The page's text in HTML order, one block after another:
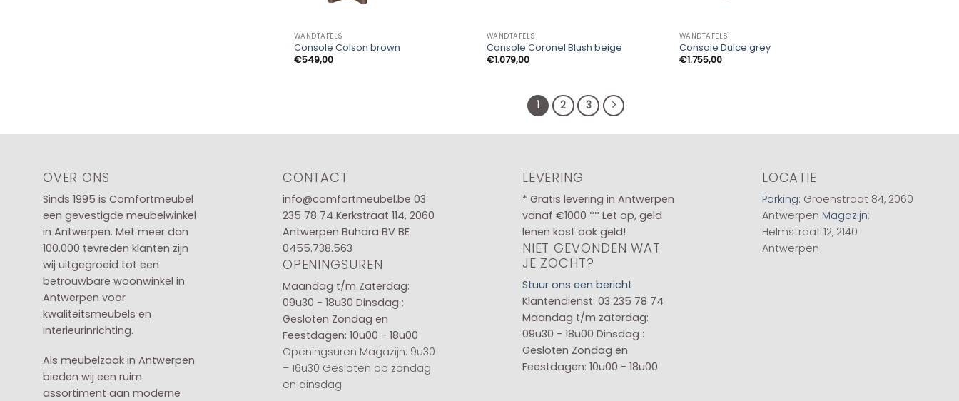
WANDTAFELS
Console Colson brown
€549,00
WANDTAFELS
Console Coronel Blush beige
€1.079,00
WANDTAFELS
Console Dulce grey
€1.755,00
1 2 3
OVER ONS
Sinds 1995 is Comfortmeubel
een gevestigde meubelwinkel
in Antwerpen. Met meer dan
100.000 tevreden klanten zijn
wij uitgegroeid tot een
betrouwbare woonwinkel in
Antwerpen voor
kwaliteitsmeubels en
interieurinrichting.
Als meubelzaak in Antwerpen
bieden wij een ruim
assortiment aan moderne
CONTACT
info@comfortmeubel.be 03
235 78 74 Kerkstraat 114, 2060
Antwerpen Buhara BV BE
0455.738.563
OPENINGSUREN
Maandag t/m Zaterdag:
09u30 - 18u30 Dinsdag :
Gesloten Zondag en
Feestdagen: 10u00 - 18u00
Openingsuren Magazijn: 9u30
– 16u30 Gesloten op zondag
en dinsdag
LEVERING
* Gratis levering in Antwerpen
vanaf €1000 ** Let op, geld
lenen kost ook geld!
NIET GEVONDEN WAT
JE ZOCHT?
Stuur ons een bericht
Klantendienst: 03 235 78 74
Maandag t/m zaterdag:
09u30 - 18u00 Dinsdag :
Gesloten Zondag en
Feestdagen: 10u00 - 18u00
LOCATIE
Parking: Groenstraat 84, 2060
Antwerpen Magazijn:
Helmstraat 12, 2140
Antwerpen